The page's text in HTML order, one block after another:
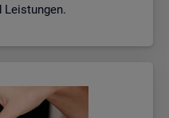
Leistungen.